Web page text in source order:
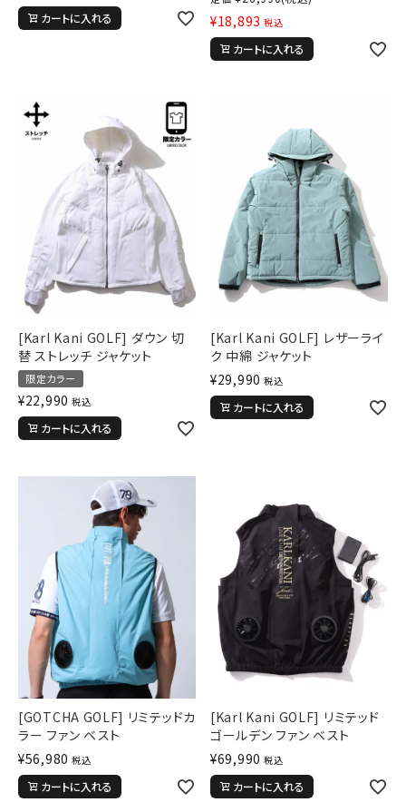
カートに入れる ¥18,893 税込
カートに入れる
[Karl Kani GOLF] ダウン 切
替 ストレッチ ジャケット
限定カラー
¥22,990 税込
カートに入れる
[Karl Kani GOLF] レザーライ
ク 中綿 ジャケット
¥29,990 税込
カートに入れる
[GOTCHA GOLF] リミテッドカ
ラー ファン ベスト
¥56,980 税込
カートに入れる
[Karl Kani GOLF] リミテッド
ゴールデン ファン ベスト
¥69,990 税込
カートに入れる